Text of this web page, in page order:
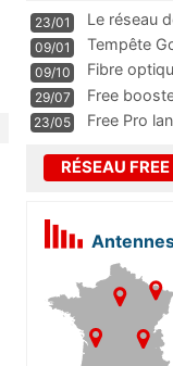
23/01
Le réseau
m
09/01
Tempête
09/10
Fibre
pass
29/07
Free
23/05 Free Pro
RÉSEAU